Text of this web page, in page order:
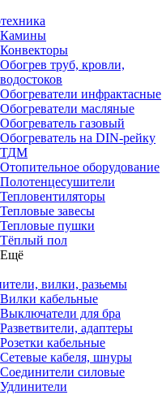
Камины
Конвекторы
Обогрев труб, кровли,
водостоков
Обогреватели инфрактасные
Обогреватели масляные
Обогреватель газовый
Обогреватель на DIN-рейку
ТДМ
Отопительное оборудование
Полотенцесушители
Тепловентиляторы
Тепловые завесы
Тепловые пушки
Тёплый пол
Ещё
вилки, разьемы
Вилки кабельные
Выключатели для бра
Разветвители, адаптеры
Розетки кабельные
Сетевые кабеля, шнуры
Соединители силовые
Удлинители